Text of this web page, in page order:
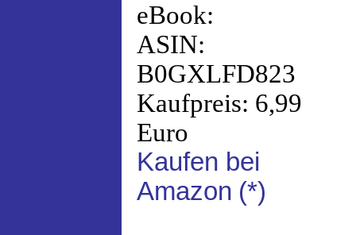
eBook:
ASIN:
B0GXLFD823
Kaufpreis: 6,99
Euro
Kaufen bei
Amazon (*)